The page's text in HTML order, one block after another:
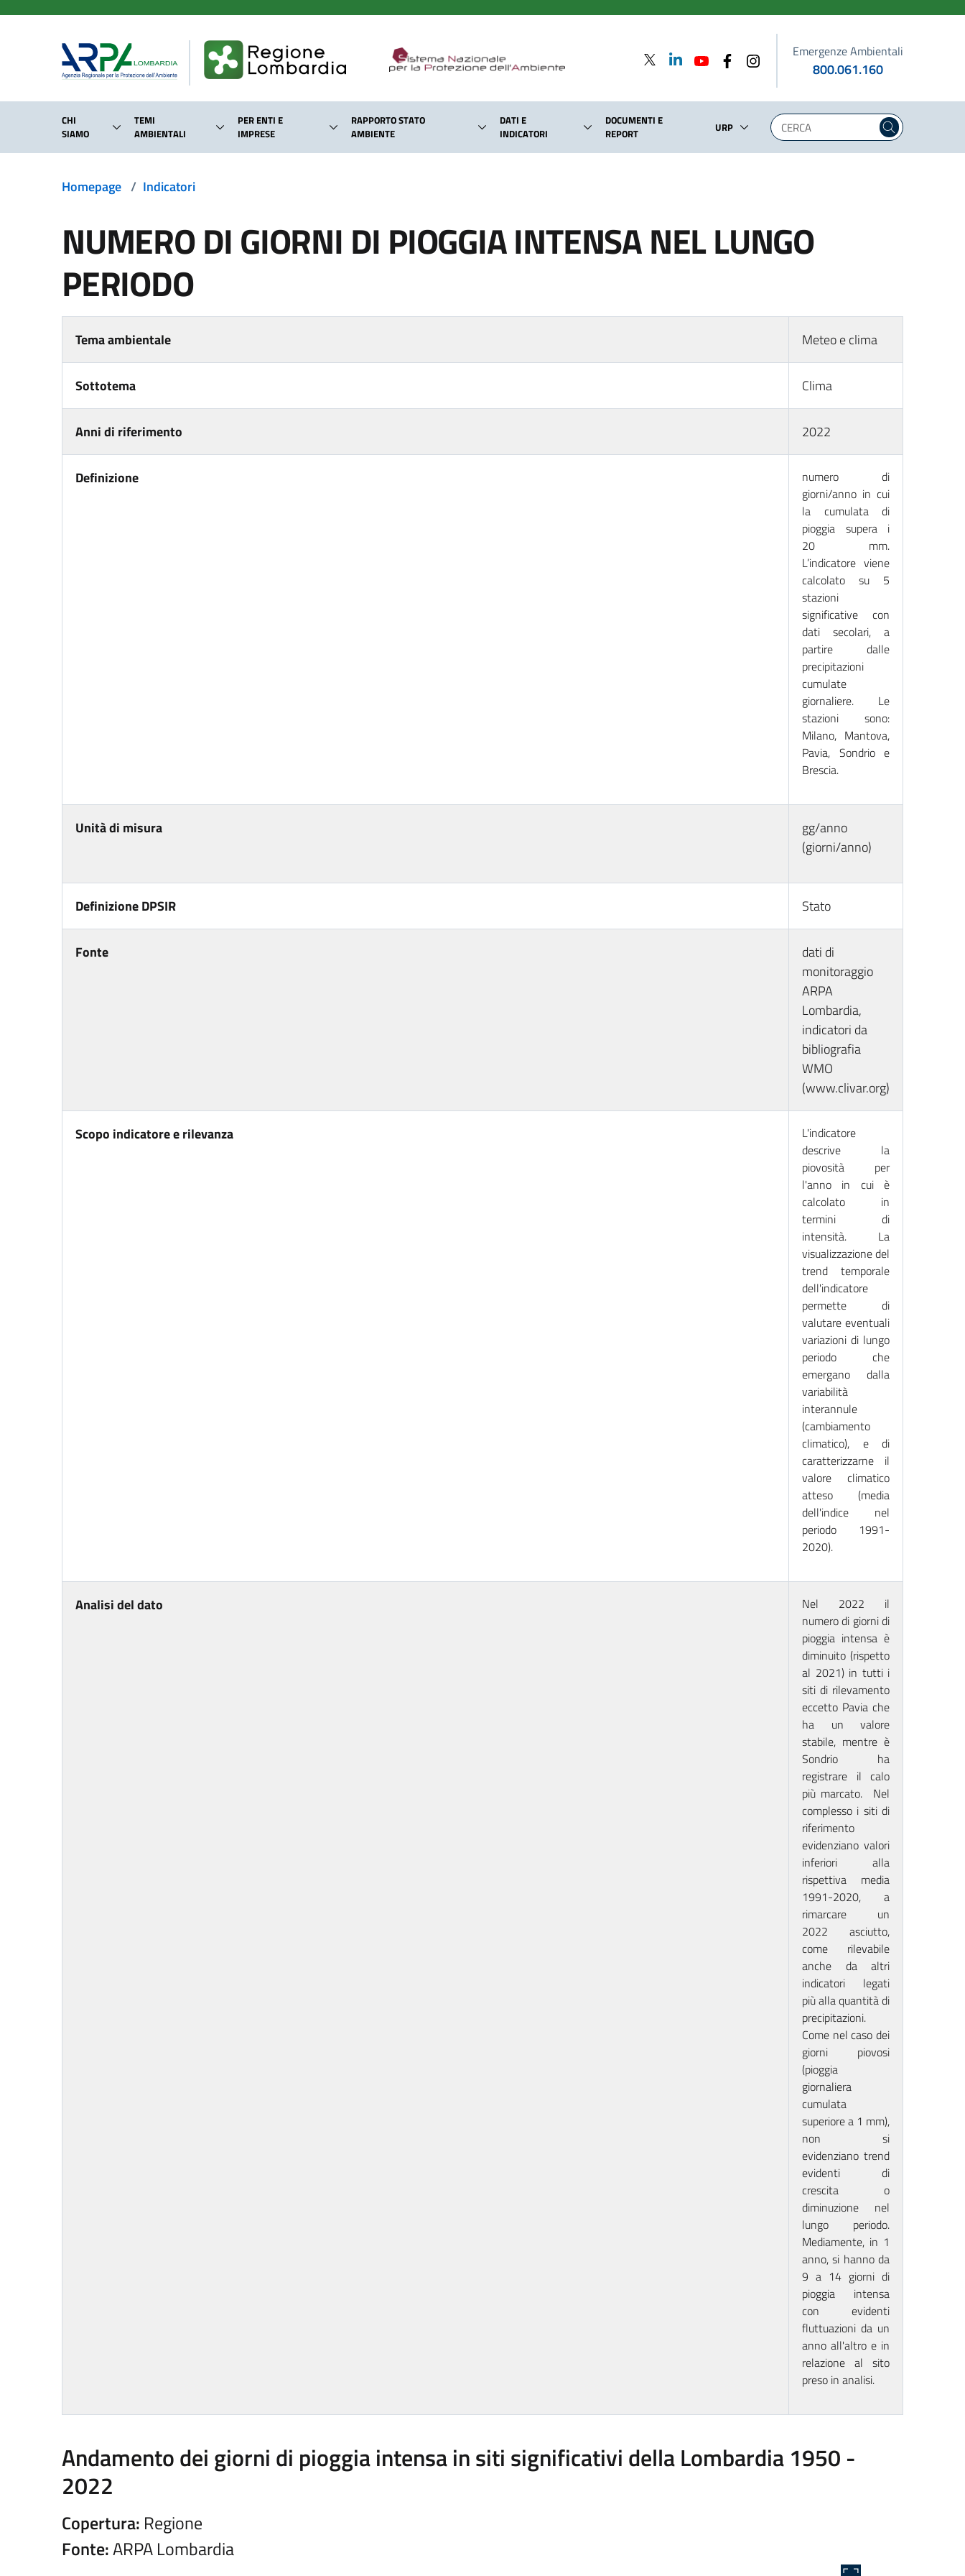
Emergenze Ambientali
800.061.160
CHI
SIAMO
TEMI
AMBIENTALI
PER ENTI E
IMPRESE
RAPPORTO STATO
AMBIENTE
DATI E
INDICATORI
DOCUMENTI E
REPORT
URP
Homepage / Indicatori
NUMERO DI GIORNI DI PIOGGIA INTENSA NEL LUNGO
PERIODO
Tema ambientale Meteo e clima
Sottotema Clima
Anni di riferimento 2022
Definizione
numero di
giorni/anno in cui
la cumulata di
pioggia supera i
20 mm.
L’indicatore viene
calcolato su 5
stazioni
significative con
dati secolari, a
partire dalle
precipitazioni
cumulate
giornaliere. Le
stazioni sono:
Milano, Mantova,
Pavia, Sondrio e
Brescia.
Unità di misura
gg/anno
(giorni/anno)
Definizione DPSIR Stato
Fonte
dati di
monitoraggio
ARPA
Lombardia,
indicatori da
bibliografia
WMO
(www.clivar.org)
Scopo indicatore e rilevanza
L'indicatore
descrive la
piovosità per
l'anno in cui è
calcolato in
termini di
intensità. La
visualizzazione del
trend temporale
dell'indicatore
permette di
valutare eventuali
variazioni di lungo
periodo che
emergano dalla
variabilità
interannule
(cambiamento
climatico), e di
caratterizzarne il
valore climatico
atteso (media
dell'indice nel
periodo 1991-
2020).
Analisi del dato
Nel 2022 il
numero di giorni di
pioggia intensa è
diminuito (rispetto
al 2021) in tutti i
siti di rilevamento
eccetto Pavia che
ha un valore
stabile, mentre è
Sondrio ha
registrare il calo
più marcato. Nel
complesso i siti di
riferimento
evidenziano valori
inferiori alla
rispettiva media
1991-2020, a
rimarcare un
2022 asciutto,
come rilevabile
anche da altri
indicatori legati
più alla quantità di
precipitazioni.
Come nel caso dei
giorni piovosi
(pioggia
giornaliera
cumulata
superiore a 1 mm),
non si
evidenziano trend
evidenti di
crescita o
diminuzione nel
lungo periodo.
Mediamente, in 1
anno, si hanno da
9 a 14 giorni di
pioggia intensa
con evidenti
fluttuazioni da un
anno all'altro e in
relazione al sito
preso in analisi.
Andamento dei giorni di pioggia intensa in siti significativi della Lombardia 1950 -
2022
Copertura: Regione
Fonte:ARPA Lombardia